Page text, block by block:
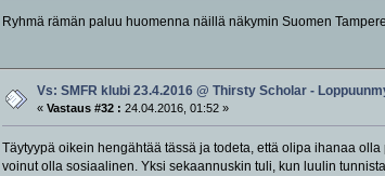
Ryhmä rämän paluu huomenna näillä näkymin Suomen
Vs: SMFR klubi 23.4.2016 @ Thirsty Scholar -
«Vastaus #32 : 24.04.2016, 01:52 »
Täytyypä oikein hengähtää tässä ja todeta, että olipa ihanaa
voinut olla sosiaalinen. Yksi sekaannuskin tuli, kun luulin